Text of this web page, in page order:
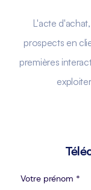
L'acte
prospects en
premières
Votre prénom *